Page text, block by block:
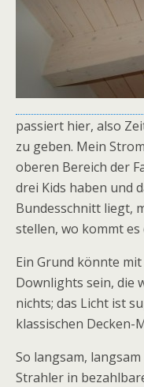
passiert hier, also
zu geben. Mein
oberen Bereich der
drei Kids haben und
Bundesschnitt liegt,
stellen, wo kommt es
Ein Grund könnte
Downlights sein, die
nichts; das Licht ist
klassischen
So langsam,
Strahler in